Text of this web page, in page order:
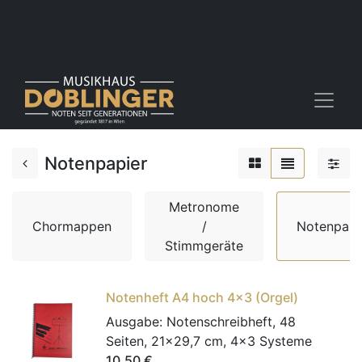
Notenpapier
Chormappen
Metronome
/
Stimmgeräte
Notenheft A4 hoch 4x3 (Orgel)
Ausgabe: Notenschreibheft, 48
Seiten, 21x29,7 cm, 4x3 Systeme